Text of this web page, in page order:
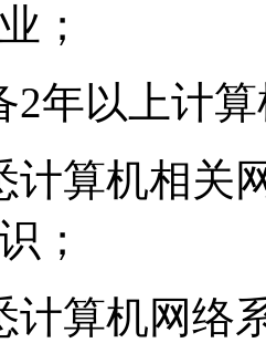
；
2年以上计
计算机相关
；
计算机网络